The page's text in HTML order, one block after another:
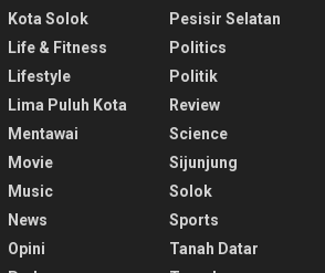
Kota Solok
Life & Fitness
Lifestyle
Lima Puluh Kota
Mentawai
Movie
Music
News
Opini
Pesisir Selatan
Politics
Politik
Review
Science
Sijunjung
Solok
Sports
Tanah Datar